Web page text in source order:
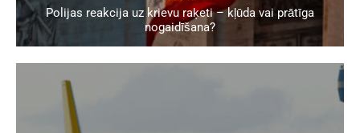
Polijas reakcija uz krievu raķeti – kļūda vai prātīga
nogaidīšana?